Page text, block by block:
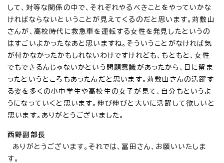
して、対等な関係の中で、それぞれやるべきことをやっていかな
ければならないということが見えてくるのだと思います。苅敷山
さんが、高校時代に救急車を運転する女性を発見したというの
はすごいよかったなあと思いますね。そういうことがなければ気
が付かなかったかもしれないわけですけれども、もともと、女性
でもできるんじゃないかという問題意識があったから、目に留ま
ったというところもあったんだと思います。苅敷山さんの活躍す
る姿を多くの小中学生や高校生の女子が見て、自分もというよ
うになっていくと思います。伸び伸びと大いに活躍して欲しいと
思います。ありがとうございました。
西野副部長
ありがとうございます。それでは、冨田さん、お願いいたしま
す。